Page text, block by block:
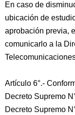
En caso de
ubicación de
aprobación previa,
comunicarlo a la
Artículo 6°.-
Decreto Supremo
Decreto Supremo